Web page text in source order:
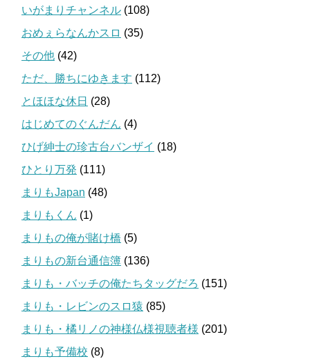
いがまりチャンネル (108)
おめぇらなんかスロ (35)
その他 (42)
ただ、勝ちにゆきます (112)
とほほな休日 (28)
はじめてのぐんだん (4)
ひげ紳士の珍古台バンザイ (18)
ひとり万発 (111)
まりもJapan (48)
まりもくん (1)
まりもの俺が賭け橋 (5)
まりもの新台通信簿 (136)
まりも・バッチの俺たちタッグだろ (151)
まりも・レビンのスロ猿 (85)
まりも・橘リノの神様仏様視聴者様 (201)
まりも予備校 (8)